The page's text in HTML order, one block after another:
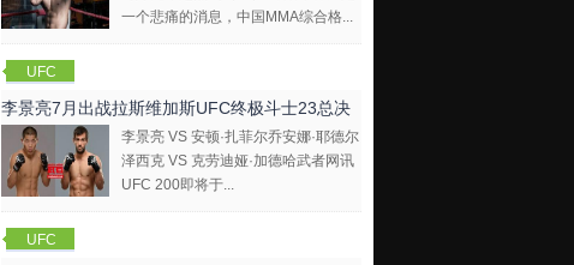
一个悲痛的消息，中国MMA综合格...
UFC
李景亮7月出战拉斯维加斯UFC终极斗士23总决
李景亮 VS 安顿·扎菲尔乔安娜·耶德尔
泽西克 VS 克劳迪娅·加德哈武者网讯
UFC 200即将于...
UFC